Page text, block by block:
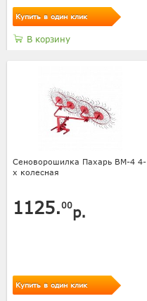
Купить в один клик
В корзину
Сеноворошилка Пахарь ВМ-4 4-
х колесная
1125.00р.
Купить в один клик